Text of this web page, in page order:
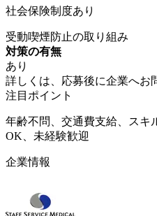
社会保険制度あり
受動喫煙防止の取り組み
対策の有無
あり
詳しくは、応募後に企業へお
注目ポイント
年齢不問、交通費支給、スキ
OK、未経験歓迎
企業情報